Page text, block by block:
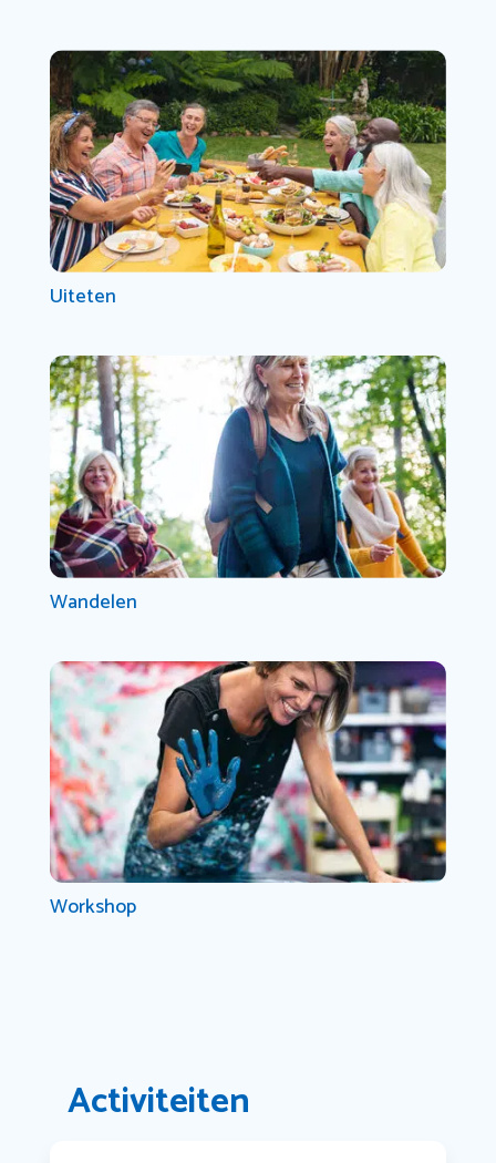
Uiteten
Wandelen
Workshop
Activiteiten